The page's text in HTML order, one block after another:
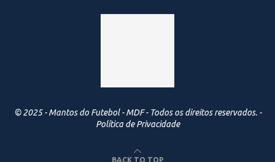
© 2025 - Mantos do Futebol - MDF - Todos os direitos reservados. -
Política de Privacidade
BACK TO TOP